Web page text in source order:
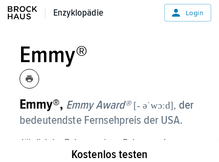
Enzyklopädie
Enzyklopädie Login
Emmy®
Emmy®, Emmy Award® [- əˈwɔːd], der
bedeutendste Fernsehpreis der USA.
Jährlich im Rahmen einer Gala vergebener
amerikanischer Fernsehpreis (seit 1948) nach
Kostenlos testen